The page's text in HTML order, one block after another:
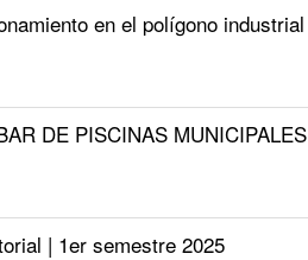
en el polígono industrial
DE PISCINAS MUNICIPALES
| 1er semestre 2025